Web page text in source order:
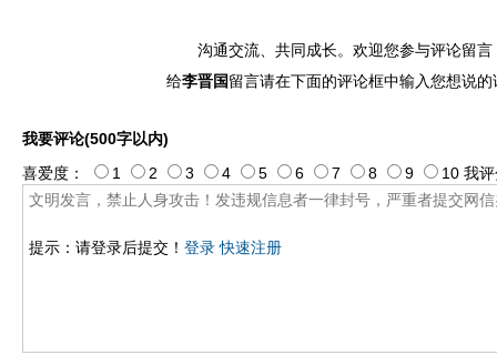
沟通交流、共同成长。欢迎您参与评论留言
给李晋国留言请在下面的评论框中输入您想说的
我要评论(500字以内)
提示：请登录后提交！ 登录 快速注册
喜爱度： 1 2 3 4 5 6 7 8 9 10 我评